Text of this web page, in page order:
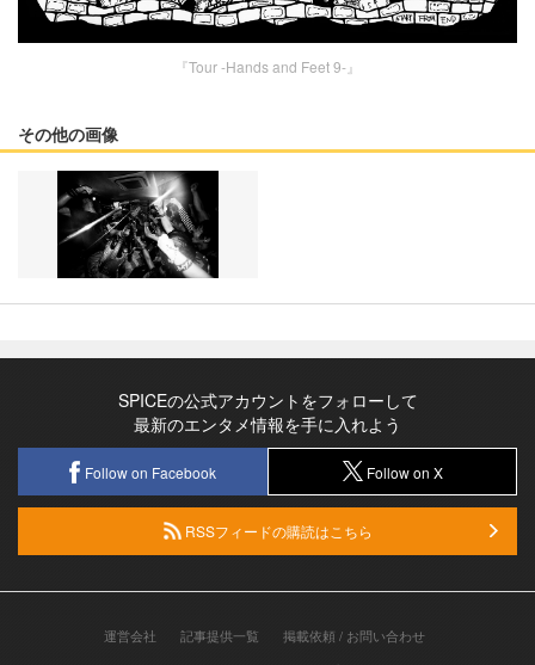
『Tour -Hands and Feet 9-』
その他の画像
SPICEの公式アカウントをフォローして
最新のエンタメ情報を手に入れよう
Follow on Facebook Follow on X
RSSフィードの購読はこちら
運営会社 記事提供一覧
掲載依頼 / お問い合わせ